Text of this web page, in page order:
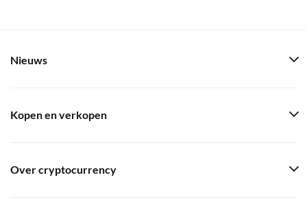
Nieuws
Kopen en verkopen
Over cryptocurrency